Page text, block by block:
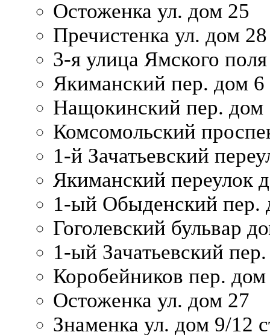
Остоженка ул. дом 25
Пречистенка ул. дом 28
3-я улица Ямского
Якиманский пер. дом 6
Нащокинский пер. дом
Комсомольский
1-й Зачатьевский
Якиманский переулок
1-ый Обыденский пер.
Гоголевский бульвар
1-ый Зачатьевский
Коробейников пер.
Остоженка ул. дом 27
Знаменка ул. дом 9/12